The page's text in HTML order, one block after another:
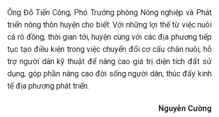
Ông Đỗ Tiến Công, Phó Trưởng phòng Nông nghiệp và Phát
triển nông thôn huyện cho biết: Với những lợi thế từ việc nuôi
cá rô đồng, thời gian tới, huyện cùng với các địa phương tiếp
tục tạo điều kiện trong việc chuyển đổi cơ cấu chăn nuôi, hỗ
trợ người dân kỹ thuật để nâng cao giá trị diện tích đất sử
dụng, góp phần nâng cao đời sống người dân, thúc đẩy kinh
tế địa phương phát triển.
Nguyễn Cường